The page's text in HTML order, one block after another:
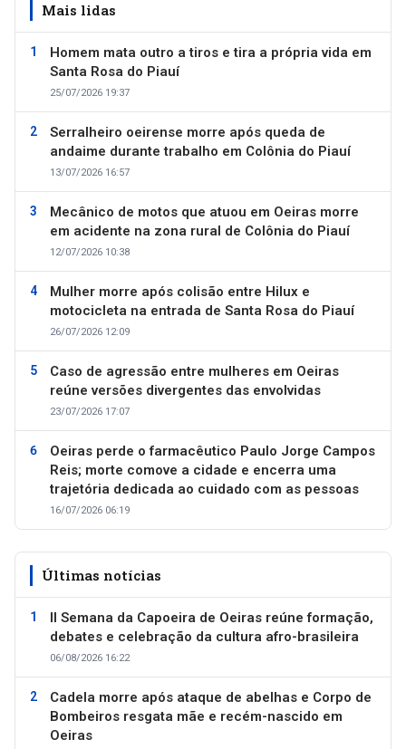
Mais lidas
Homem mata outro a tiros e tira a própria vida em
Santa Rosa do Piauí
25/07/2026 19:37
Serralheiro oeirense morre após queda de
andaime durante trabalho em Colônia do Piauí
13/07/2026 16:57
Mecânico de motos que atuou em Oeiras morre
em acidente na zona rural de Colônia do Piauí
12/07/2026 10:38
Mulher morre após colisão entre Hilux e
motocicleta na entrada de Santa Rosa do Piauí
26/07/2026 12:09
Caso de agressão entre mulheres em Oeiras
reúne versões divergentes das envolvidas
23/07/2026 17:07
Oeiras perde o farmacêutico Paulo Jorge Campos
Reis; morte comove a cidade e encerra uma
trajetória dedicada ao cuidado com as pessoas
16/07/2026 06:19
Últimas notícias
II Semana da Capoeira de Oeiras reúne formação,
debates e celebração da cultura afro-brasileira
06/08/2026 16:22
Cadela morre após ataque de abelhas e Corpo de
Bombeiros resgata mãe e recém-nascido em
Oeiras